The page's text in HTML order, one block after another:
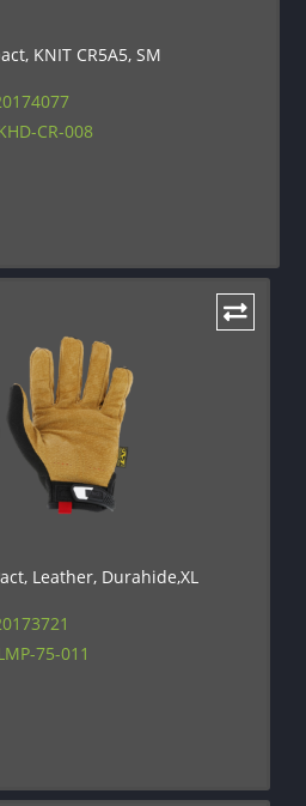
KNIT CR5A5, SM
CR-008
Leather, Durahide,XL
75-011